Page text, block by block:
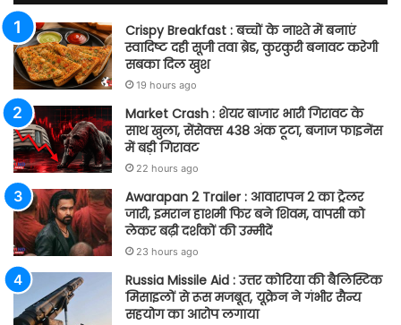
Crispy Breakfast : बच्चों के नाश्ते में बनाएं
स्वादिष्ट दही सूजी तवा ब्रेड, कुरकुरी बनावट करेगी
सबका दिल खुश
19 hours ago
Market Crash : शेयर बाजार भारी गिरावट के
साथ खुला, सेंसेक्स 438 अंक टूटा, बजाज फाइनेंस
में बड़ी गिरावट
22 hours ago
Awarapan 2 Trailer : आवारापन 2 का ट्रेलर
जारी, इमरान हाशमी फिर बने शिवम, वापसी को
लेकर बढ़ी दर्शकों की उम्मीदें
23 hours ago
Russia Missile Aid : उत्तर कोरिया की बैलिस्टिक
मिसाइलों से रूस मजबूत, यूक्रेन ने गंभीर सैन्य
सहयोग का आरोप लगाया